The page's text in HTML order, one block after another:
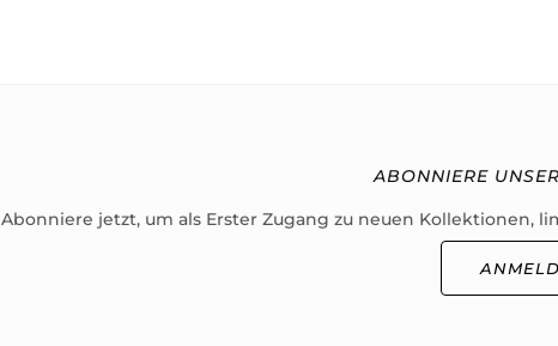
ABONNIERE
Abonniere jetzt, um als Erster Zugang zu neuen Kollektionen,